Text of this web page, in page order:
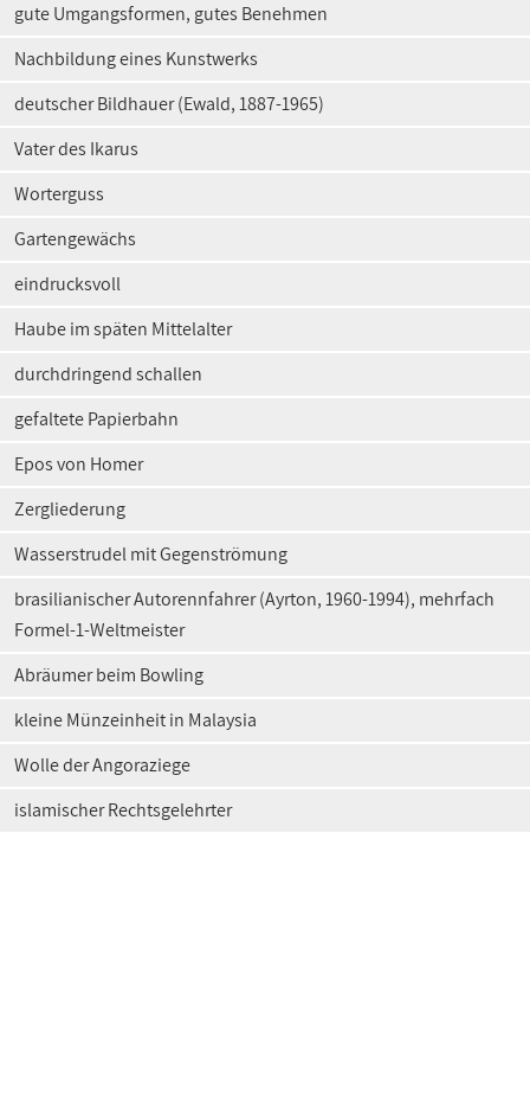
gute Umgangsformen, gutes Benehmen
Nachbildung eines Kunstwerks
deutscher Bildhauer (Ewald, 1887-1965)
Vater des Ikarus
Worterguss
Gartengewächs
eindrucksvoll
Haube im späten Mittelalter
durchdringend schallen
gefaltete Papierbahn
Epos von Homer
Zergliederung
Wasserstrudel mit Gegenströmung
brasilianischer Autorennfahrer (Ayrton, 1960-1994), mehrfach
Formel-1-Weltmeister
Abräumer beim Bowling
kleine Münzeinheit in Malaysia
Wolle der Angoraziege
islamischer Rechtsgelehrter